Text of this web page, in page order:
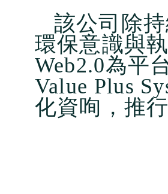
該公司除
環保意識與
Web2.0為平
Value Plus
化資咰，推